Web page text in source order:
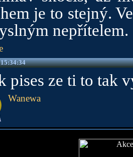
je to stejný.
nepřítelem.
pises ze ti to tak
Wanewa